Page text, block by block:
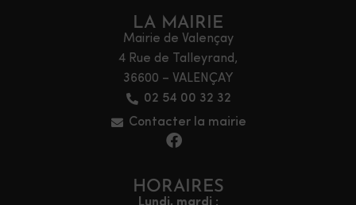
LA MAIRIE
Mairie de Valençay
4 Rue de Talleyrand,
36600 – VALENÇAY
02 54 00 32 32
Contacter la mairie
HORAIRES